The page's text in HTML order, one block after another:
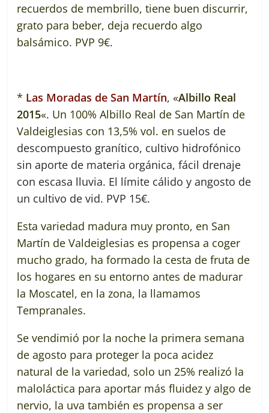
recuerdos de membrillo, tiene buen discurrir,
grato para beber, deja recuerdo algo
balsámico. PVP 9€.
* Las Moradas de San Martín, «Albillo Real
2015«. Un 100% Albillo Real de San Martín de
Valdeiglesias con 13,5% vol. en suelos de
descompuesto granítico, cultivo hidrofónico
sin aporte de materia orgánica, fácil drenaje
con escasa lluvia. El límite cálido y angosto de
un cultivo de vid. PVP 15€.
Esta variedad madura muy pronto, en San
Martín de Valdeiglesias es propensa a coger
mucho grado, ha formado la cesta de fruta de
los hogares en su entorno antes de madurar
la Moscatel, en la zona, la llamamos
Tempranales.
Se vendimió por la noche la primera semana
de agosto para proteger la poca acidez
natural de la variedad, solo un 25% realizó la
maloláctica para aportar más fluidez y algo de
nervio, la uva también es propensa a ser